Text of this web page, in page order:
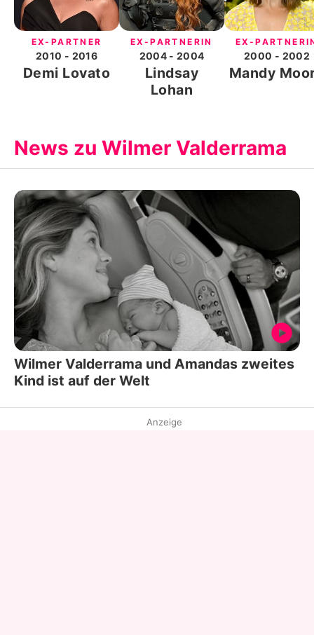
EX-PARTNER
2010 - 2016
Demi Lovato
EX-PARTNERIN
2004- 2004
Lindsay
Lohan
EX-
2000 - 2002
Mandy
News zu Wilmer Valderrama
Wilmer Valderrama und Amandas zweites
Kind ist auf der Welt
Anzeige